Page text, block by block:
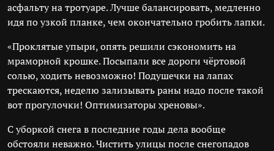
асфальту на тротуаре. Лучше балансировать, медленно
идя по узкой планке, чем окончательно гробить лапки.
«Проклятые упыри, опять решили сэкономить на
мраморной крошке. Посыпали все дороги чёртовой
солью, ходить невозможно! Подушечки на лапах
трескаются, неделю зализывать раны надо после такой
вот прогулочки! Оптимизаторы хреновы».
С уборкой снега в последние годы дела вообще
обстояли неважно. Чистить улицы после снегопадов